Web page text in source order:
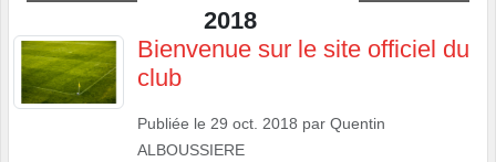
2018
Bienvenue sur le site officiel du
club
Publiée le 29 oct. 2018 par Quentin
ALBOUSSIERE